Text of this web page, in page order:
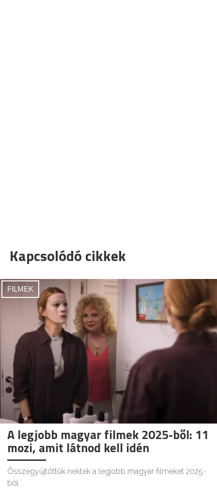
Kapcsolódó cikkek
FILMEK
A legjobb magyar filmek 2025-ből: 11
mozi, amit látnod kell idén
Összegyűjtöttük nektek a legjobb magyar filmeket 2025-
ből.